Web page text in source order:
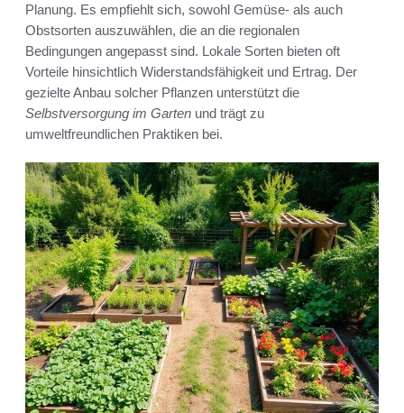
Planung. Es empfiehlt sich, sowohl Gemüse- als auch
Obstsorten auszuwählen, die an die regionalen
Bedingungen angepasst sind. Lokale Sorten bieten oft
Vorteile hinsichtlich Widerstandsfähigkeit und Ertrag. Der
gezielte Anbau solcher Pflanzen unterstützt die
Selbstversorgung im Garten und trägt zu
umweltfreundlichen Praktiken bei.